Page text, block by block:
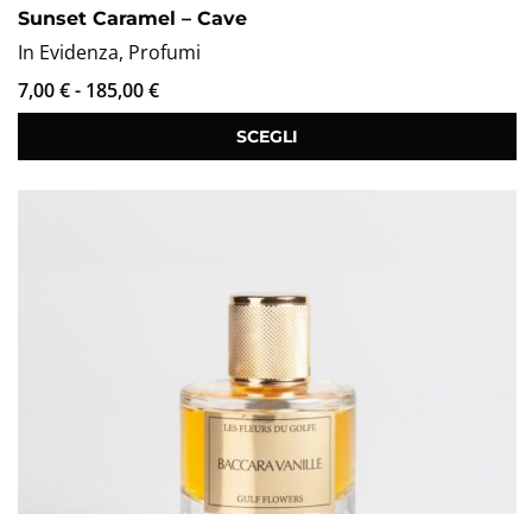
Sunset Caramel – Cave
In Evidenza, Profumi
7,00€- 185,00€
SCEGLI